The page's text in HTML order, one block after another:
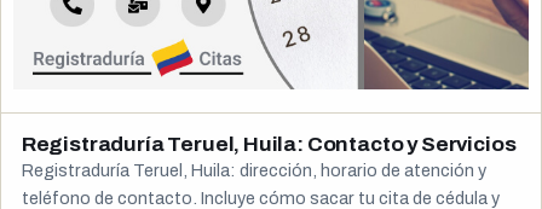
Registraduría Teruel, Huila: Contacto y Servicios
Registraduría Teruel, Huila: dirección, horario de atención y
teléfono de contacto. Incluye cómo sacar tu cita de cédula y